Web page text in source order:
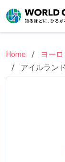
to
main
Home
ヨー
アイルラン